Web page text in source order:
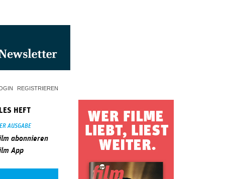
REGISTRIEREN
HEFT
AUSGABE
abonnieren
App